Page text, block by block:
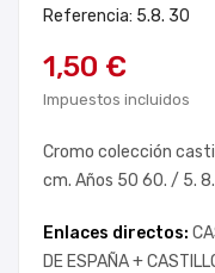
Referencia: 5.8. 30
1,50 €
Impuestos incluidos
Cromo colección
cm. Años 50 60. / 5.
Enlaces directos:
DE ESPAÑA +